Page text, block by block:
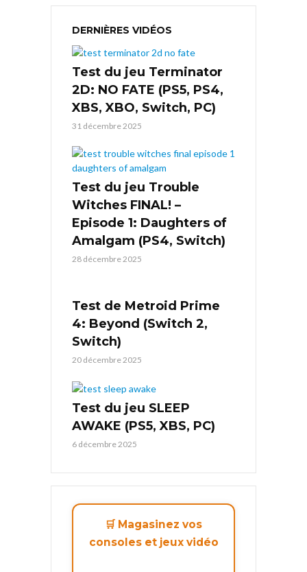
DERNIÈRES VIDÉOS
Test du jeu Terminator
2D: NO FATE (PS5, PS4,
XBS, XBO, Switch, PC)
31 décembre 2025
Test du jeu Trouble
Witches FINAL! –
Episode 1: Daughters of
Amalgam (PS4, Switch)
28 décembre 2025
Test de Metroid Prime
4: Beyond (Switch 2,
Switch)
20 décembre 2025
Test du jeu SLEEP
AWAKE (PS5, XBS, PC)
6 décembre 2025
🛒 Magasinez vos
consoles et jeux vidéo